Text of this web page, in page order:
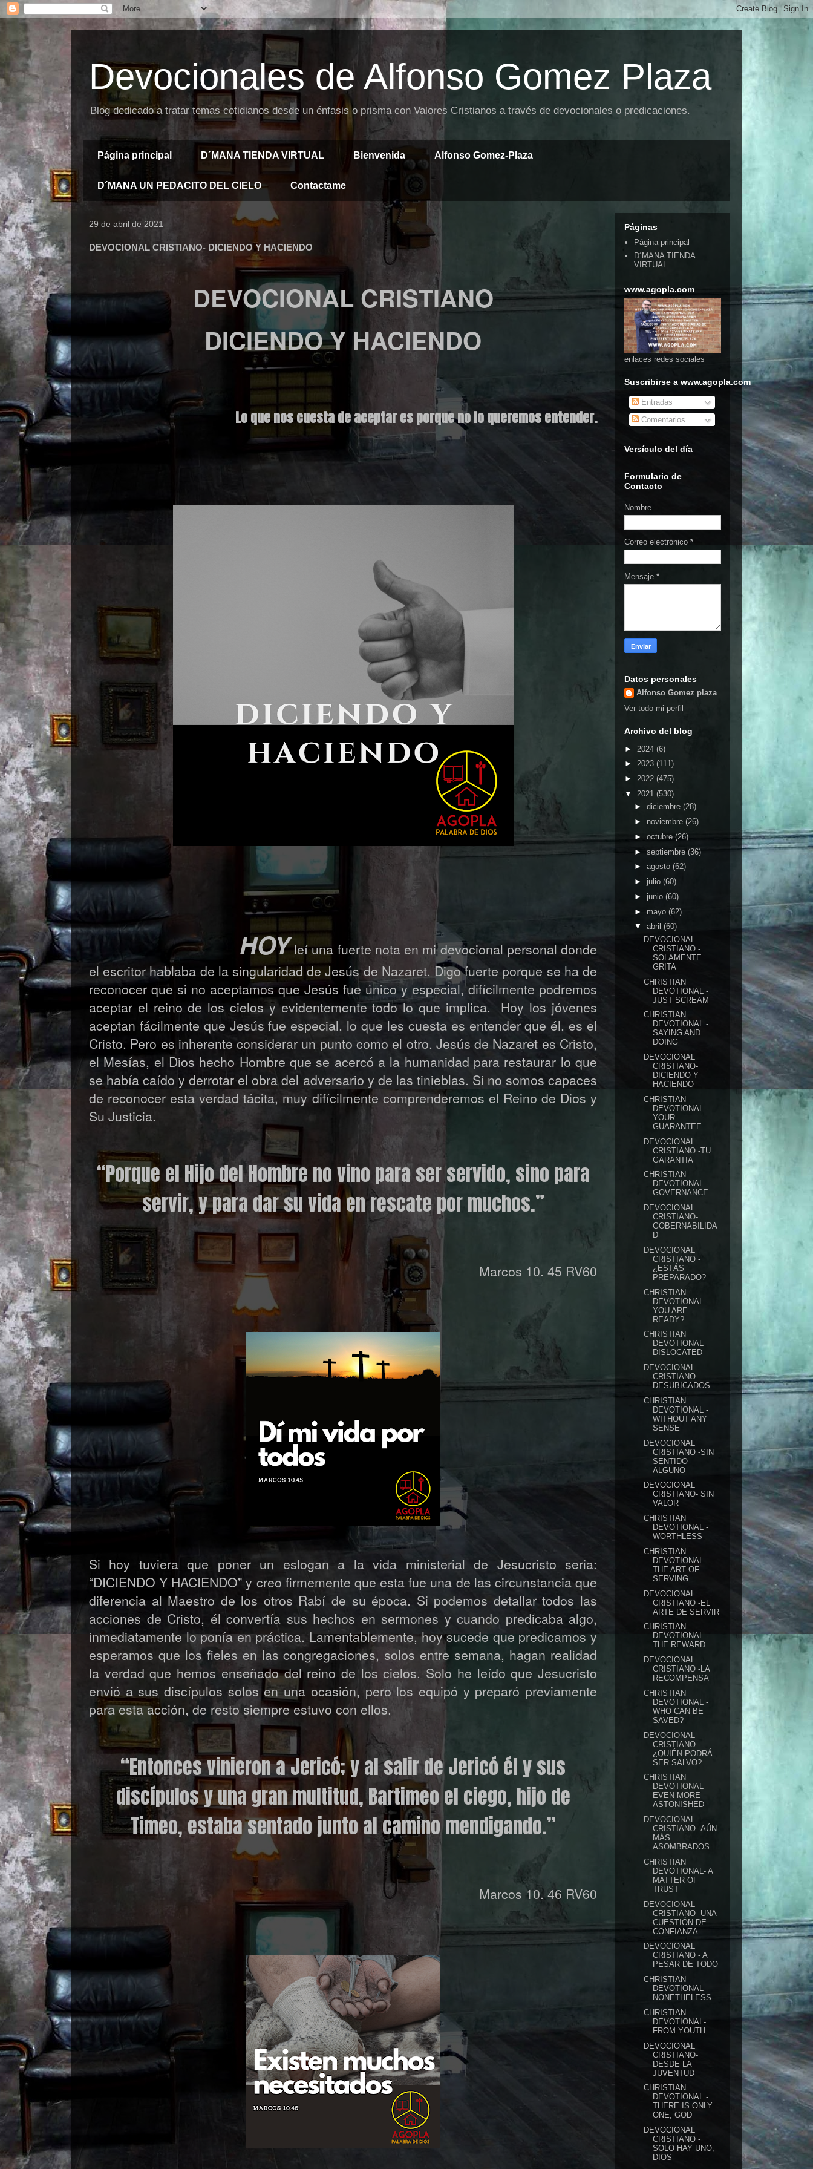
Devocionales de Alfonso Gomez Plaza
Blog dedicado a tratar temas cotidianos desde un énfasis o prisma con Valores Cristianos a través de devocionales o predicaciones.
Página principal D´MANA TIENDA VIRTUAL Bienvenida Alfonso Gomez-Plaza
D´MANA UN PEDACITO DEL CIELO Contactame
29 de abril de 2021
DEVOCIONAL CRISTIANO- DICIENDO Y HACIENDO
DEVOCIONAL CRISTIANO
DICIENDO Y HACIENDO
Lo que nos cuesta de aceptar es porque no lo queremos entender.
HOYleí una fuerte nota en mi devocional personal donde
el escritor hablaba de la singularidad de Jesús de Nazaret. Digo fuerte porque se ha de
reconocer que si no aceptamos que Jesús fue único y especial, difícilmente podremos
aceptar el reino de los cielos y evidentemente todo lo que implica.
Hoy los jóvenes
aceptan fácilmente que Jesús fue especial, lo que les cuesta es entender que él, es el
Cristo. Pero es inherente considerar un punto como el otro. Jesús de Nazaret es Cristo,
el Mesías, el Dios hecho Hombre que se acercó a la humanidad para restaurar lo que
se había caído y derrotar el obra del adversario y de las tinieblas. Si no somos capaces
de reconocer esta verdad tácita, muy difícilmente comprenderemos el Reino de Dios y
Su Justicia.
“Porque el Hijo del Hombre no vino para ser servido, sino para
servir, y para dar su vida en rescate por muchos.”
Marcos 10. 45 RV60
Si hoy tuviera que poner un eslogan a la vida ministerial de Jesucristo seria:
“DICIENDO Y HACIENDO” y creo firmemente que esta fue una de las circunstancia que
diferencia al Maestro de los otros Rabí de su época. Si podemos detallar todos las
acciones de Cristo, él convertía sus hechos en sermones y cuando predicaba algo,
inmediatamente lo ponía en práctica. Lamentablemente, hoy sucede que predicamos y
esperamos que los fieles en las congregaciones, solos entre semana, hagan realidad
la verdad que hemos enseñado del reino de los cielos. Solo he leído que Jesucristo
envió a sus discípulos solos en una ocasión, pero los equipó y preparó previamente
para esta acción, de resto siempre estuvo con ellos.
“Entonces vinieron a Jericó; y al salir de Jericó él y sus
discípulos y una gran multitud, Bartimeo el ciego, hijo de
Timeo, estaba sentado junto al camino mendigando.”
Marcos 10. 46 RV60
Páginas
Página principal
D´MANA TIENDA
VIRTUAL
www.agopla.com
enlaces redes sociales
Suscribirse a www.agopla.com
Entradas
Comentarios
Versículo del día
Formulario de
Contacto
Nombre
Correo electrónico *
Mensaje *
Datos personales
Alfonso Gomez plaza
Ver todo mi perfil
Archivo del blog
► 2024 (6)
► 2023 (111)
► 2022 (475)
▼ 2021 (530)
► diciembre (28)
► noviembre (26)
► octubre (26)
► septiembre (36)
► agosto (62)
► julio (60)
► junio (60)
► mayo (62)
▼ abril (60)
DEVOCIONAL
CRISTIANO -
SOLAMENTE
GRITA
CHRISTIAN
DEVOTIONAL -
JUST SCREAM
CHRISTIAN
DEVOTIONAL -
SAYING AND
DOING
DEVOCIONAL
CRISTIANO-
DICIENDO Y
HACIENDO
CHRISTIAN
DEVOTIONAL -
YOUR
GUARANTEE
DEVOCIONAL
CRISTIANO -TU
GARANTIA
CHRISTIAN
DEVOTIONAL -
GOVERNANCE
DEVOCIONAL
CRISTIANO-
GOBERNABILIDA
D
DEVOCIONAL
CRISTIANO -
¿ESTÁS
PREPARADO?
CHRISTIAN
DEVOTIONAL -
YOU ARE
READY?
CHRISTIAN
DEVOTIONAL -
DISLOCATED
DEVOCIONAL
CRISTIANO-
DESUBICADOS
CHRISTIAN
DEVOTIONAL -
WITHOUT ANY
SENSE
DEVOCIONAL
CRISTIANO -SIN
SENTIDO
ALGUNO
DEVOCIONAL
CRISTIANO- SIN
VALOR
CHRISTIAN
DEVOTIONAL -
WORTHLESS
CHRISTIAN
DEVOTIONAL-
THE ART OF
SERVING
DEVOCIONAL
CRISTIANO -EL
ARTE DE SERVIR
CHRISTIAN
DEVOTIONAL -
THE REWARD
DEVOCIONAL
CRISTIANO -LA
RECOMPENSA
CHRISTIAN
DEVOTIONAL -
WHO CAN BE
SAVED?
DEVOCIONAL
CRISTIANO -
¿QUIÉN PODRÁ
SER SALVO?
CHRISTIAN
DEVOTIONAL -
EVEN MORE
ASTONISHED
DEVOCIONAL
CRISTIANO -AÚN
MÁS
ASOMBRADOS
CHRISTIAN
DEVOTIONAL- A
MATTER OF
TRUST
DEVOCIONAL
CRISTIANO -UNA
CUESTIÓN DE
CONFIANZA
DEVOCIONAL
CRISTIANO - A
PESAR DE TODO
CHRISTIAN
DEVOTIONAL -
NONETHELESS
CHRISTIAN
DEVOTIONAL-
FROM YOUTH
DEVOCIONAL
CRISTIANO-
DESDE LA
JUVENTUD
CHRISTIAN
DEVOTIONAL -
THERE IS ONLY
ONE, GOD
DEVOCIONAL
CRISTIANO -
SOLO HAY UNO,
DIOS